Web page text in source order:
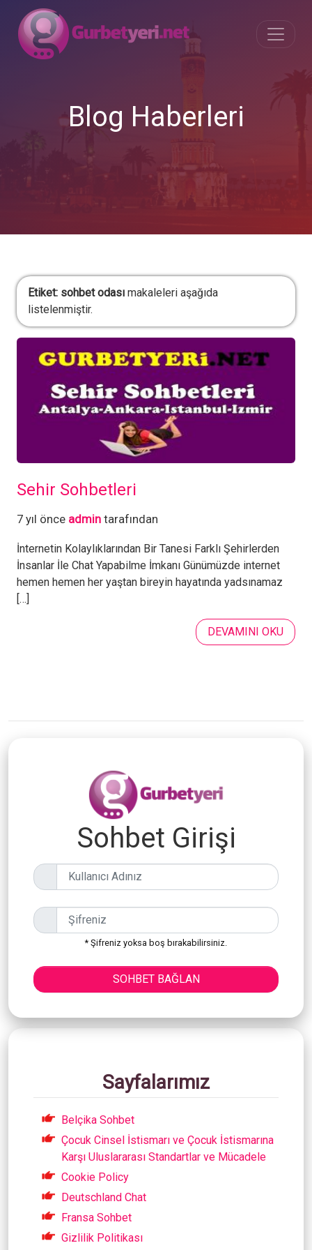
Blog Haberleri
Etiket: sohbet odası makaleleri aşağıda
listelenmiştir.
Sehir Sohbetleri
7 yıl önce admin tarafından
İnternetin Kolaylıklarından Bir Tanesi Farklı Şehirlerden
İnsanlar İle Chat Yapabilme İmkanı Günümüzde internet
hemen hemen her yaştan bireyin hayatında yadsınamaz
[…]
DEVAMINI OKU
Sohbet Girişi
* Şifreniz yoksa boş bırakabilirsiniz.
SOHBET BAĞLAN
Sayfalarımız
Belçika Sohbet
Çocuk Cinsel İstismarı ve Çocuk İstismarına
Karşı Uluslararası Standartlar ve Mücadele
Cookie Policy
Deutschland Chat
Fransa Sohbet
Gizlilik Politikası